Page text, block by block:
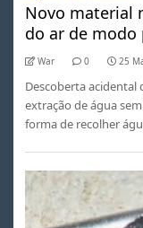
Novo material
do ar de modo
War 0 25
Descoberta
extração de água
forma de recolher